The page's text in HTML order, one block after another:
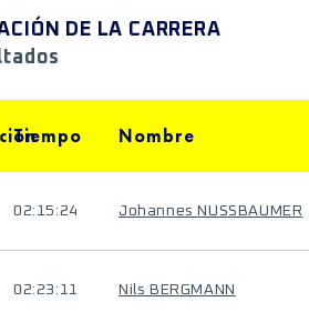
DE LA CARRERA
Tiempo Nombre
02:15:24 Johannes NUSSBAUMER
02:23:11 Nils BERGMANN